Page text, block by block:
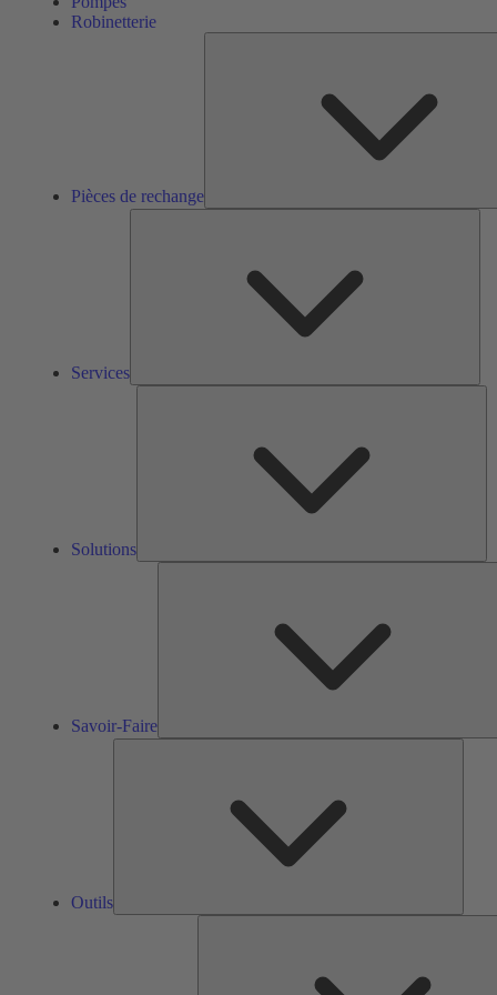
Robinetterie
Pièces de rechange
Services
Solutions
Savoir-Faire
Outils